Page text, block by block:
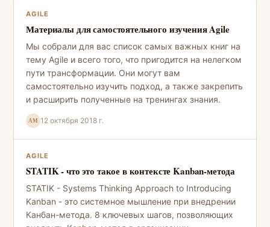
AGILE
Материалы для самостоятельного изучения Agile
Мы собрали для вас список самых важных книг на
тему Agile и всего того, что пригодится на нелегком
пути трансформации. Они могут вам
самостоятельно изучить подход, а также закрепить
и расширить полученные на тренингах знания.
АМ 12 октября 2018 г.
AGILE
STATIK - что это такое в контексте Kanban-метода
STATIK - Systems Thinking Approach to Introducing
Kanban - это системное мышление при внедрении
Канбан-метода. 8 ключевых шагов, позволяющих